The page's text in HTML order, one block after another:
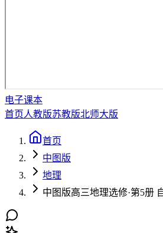
电子课本
首页人教版苏教版北师大版
首页
中图版
地理
中图版高三地理选修·第5册